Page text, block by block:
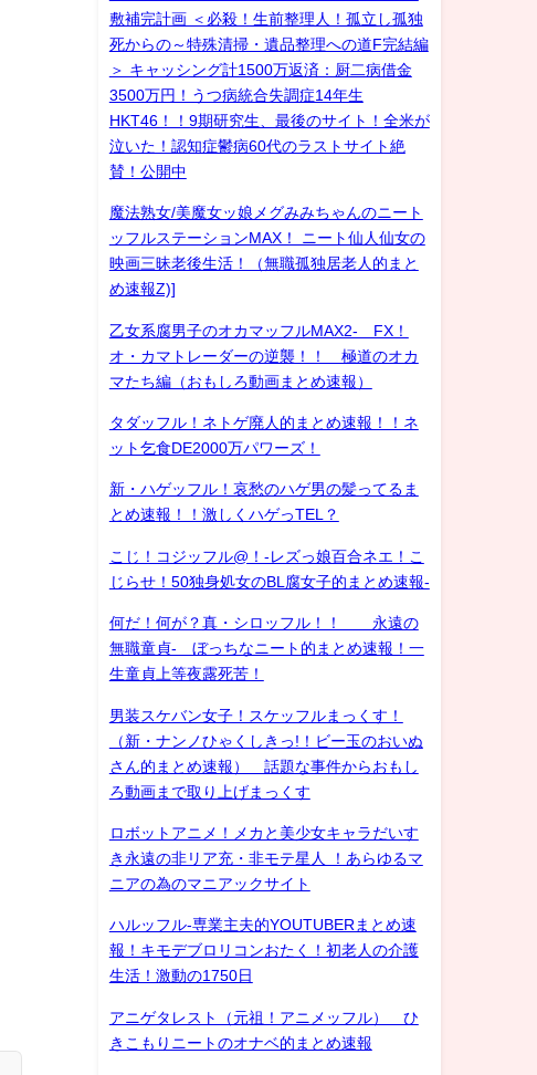
敷補完計画 ＜必殺！生前整理人！孤立し孤独
死からの～特殊清掃・遺品整理への道F完結編
＞ キャッシング計1500万返済：厨二病借金
3500万円！うつ病統合失調症14年生
HKT46！！9期研究生、最後のサイト！全米が
泣いた！認知症鬱病60代のラストサイト絶
賛！公開中
魔法熟女/美魔女ッ娘メグみみちゃんのニート
ッフルステーションMAX！ ニート仙人仙女の
映画三昧老後生活！（無職孤独居老人的まと
め速報Z)]
乙女系腐男子のオカマッフルMAX2- FX！
オ・カマトレーダーの逆襲！！ 極道のオカ
マたち編（おもしろ動画まとめ速報）
タダッフル！ネトゲ廃人的まとめ速報！！ネ
ット乞食DE2000万パワーズ！
新・ハゲッフル！哀愁のハゲ男の髪ってるま
とめ速報！！激しくハゲっTEL？
こじ！コジッフル@！-レズっ娘百合ネエ！こ
じらせ！50独身処女のBL腐女子的まとめ速報-
何だ！何が？真・シロッフル！！ 永遠の
無職童貞- ぼっちなニート的まとめ速報！一
生童貞上等夜露死苦！
男装スケバン女子！スケッフルまっくす！
（新・ナンノひゃくしきっ!！ビー玉のおいぬ
さん的まとめ速報） 話題な事件からおもし
ろ動画まで取り上げまっくす
ロボットアニメ！メカと美少女キャラだいす
き永遠の非リア充・非モテ星人 ！あらゆるマ
ニアの為のマニアックサイト
ハルッフル-専業主夫的YOUTUBERまとめ速
報！キモデブロリコンおたく！初老人の介護
生活！激動の1750日
アニゲタレスト（元祖！アニメッフル） ひ
きこもりニートのオナベ的まとめ速報